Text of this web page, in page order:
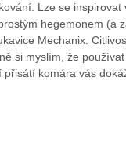
Lze se
hegemonem (a
Mechanix.
si myslím, že
komára vás